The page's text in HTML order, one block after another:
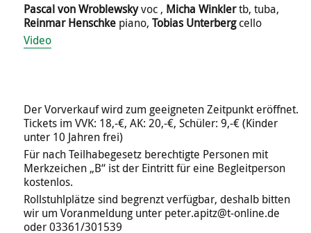
Pascal von Wroblewskyvoc , Micha Winklertb, tuba,
Reinmar Henschke piano,Tobias Unterbergcello
Video
Der Vorverkauf wird zum geeigneten Zeitpunkt eröffnet.
Tickets im VVK: 18,-€, AK: 20,-€, Schüler: 9,-€ (Kinder
unter 10 Jahren frei)
Für nach Teilhabegesetz berechtigte Personen mit
Merkzeichen „B“ ist der Eintritt für eine Begleitperson
kostenlos.
Rollstuhlplätze sind begrenzt verfügbar, deshalb bitten
wir um Voranmeldung unter peter.apitz@t-online.de
oder 03361/301539